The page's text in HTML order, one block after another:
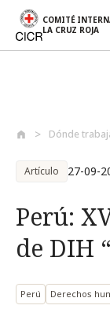
COMITÉ
LA CRUZ ROJA
Dónde
Artículo 27-09-
Perú:
de DIH
Perú Derechos